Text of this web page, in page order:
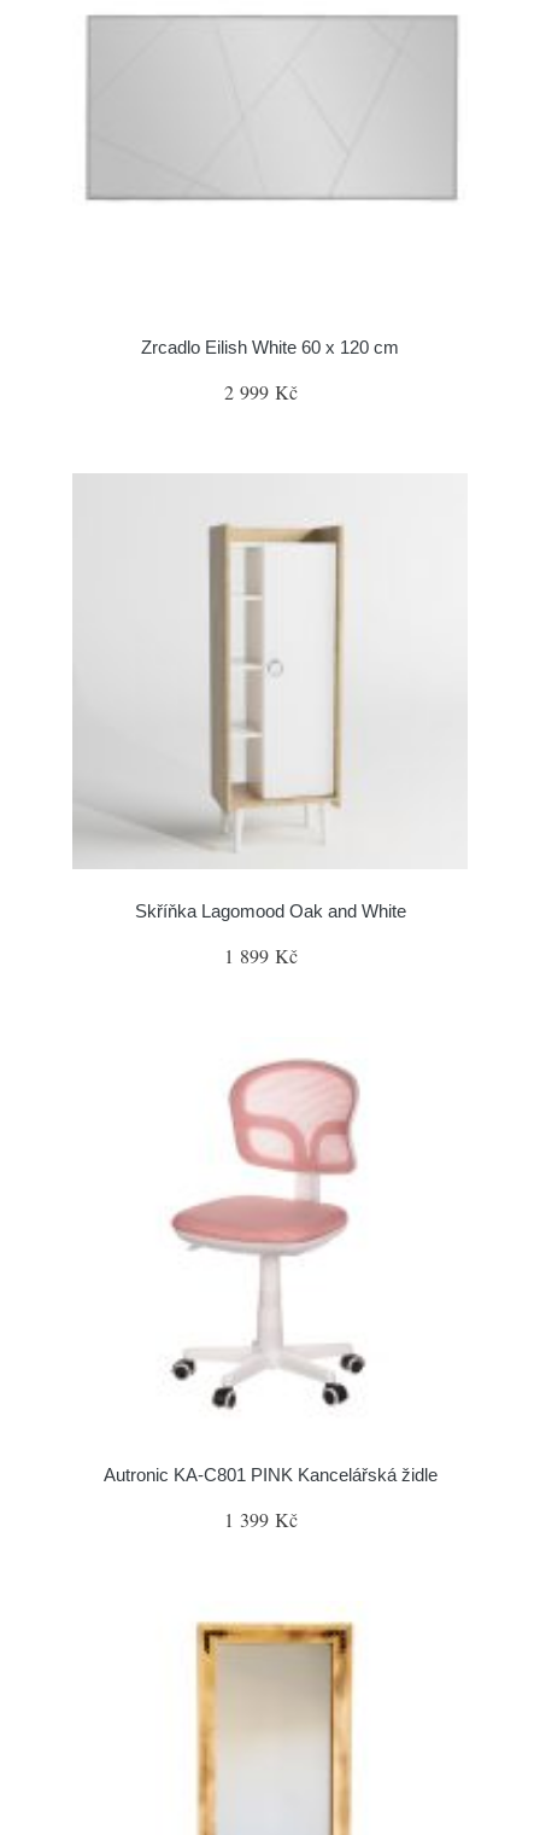
Zrcadlo Eilish White 60 x 120 cm
2 999 Kč
Skříňka Lagomood Oak and White
1 899 Kč
Autronic KA-C801 PINK Kancelářská židle
1 399 Kč